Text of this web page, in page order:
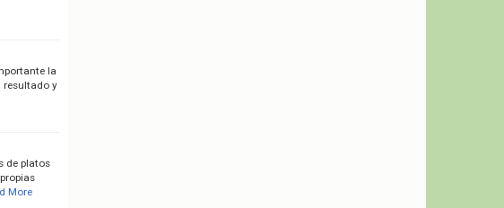
la
resultado y
de platos
More